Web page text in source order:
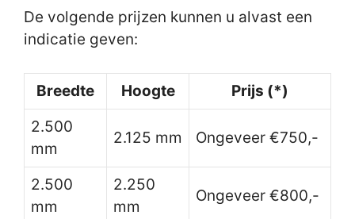
De volgende prijzen kunnen u alvast een
indicatie geven:
Breedte Hoogte
Prijs (*)
2.500
mm
2.125 mm Ongeveer €750,-
2.500
mm
2.250
mm
Ongeveer €800,-